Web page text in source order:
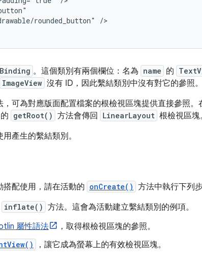
rounded_button"
/>
。這個類別有兩個欄位：名為 name 的
ImageView 沒有 ID，因此繫結類別中沒有對它的參照。
，可為對應版面配置檔案的根檢視區塊提供直接參照。
getRoot() 方法會傳回 LinearLayout 根檢視區塊
產生的繫結類別。
配使用，請在活動的 onCreate() 方法中執行下列
inflate() 方法。這會為活動建立繫結類別的例項。
屬性語法
，取得根檢視區塊的參照。
，讓它成為螢幕上的有效檢視區塊。